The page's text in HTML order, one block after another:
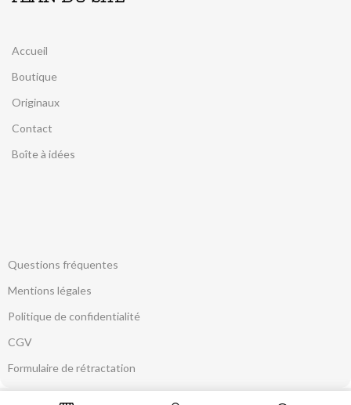
Accueil
Boutique
Originaux
Contact
Boîte à idées
Questions fréquentes
Mentions légales
Politique de confidentialité
CGV
Formulaire de rétractation